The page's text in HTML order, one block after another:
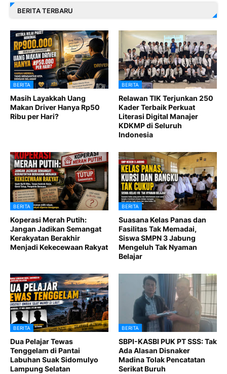
BERITA TERBARU
BERITA
Masih Layakkah Uang
Makan Driver Hanya Rp50
Ribu per Hari?
BERITA
Relawan TIK Terjunkan 250
Kader Terbaik Perkuat
Literasi Digital Manajer
KDKMP di Seluruh
Indonesia
BERITA
Koperasi Merah Putih:
Jangan Jadikan Semangat
Kerakyatan Berakhir
Menjadi Kekecewaan Rakyat
BERITA
Suasana Kelas Panas dan
Fasilitas Tak Memadai,
Siswa SMPN 3 Jabung
Mengeluh Tak Nyaman
Belajar
BERITA
Dua Pelajar Tewas
Tenggelam di Pantai
Labuhan Suak Sidomulyo
Lampung Selatan
BERITA
SBPI-KASBI PUK PT SSS: Tak
Ada Alasan Disnaker
Madina Tolak Pencatatan
Serikat Buruh